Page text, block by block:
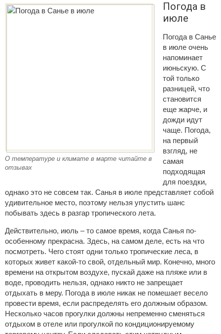
О температуре и климате в марте читайте в
отзывах
Погода в
июле
Погода в Санье
в июле очень
напоминает
июньскую. С
той только
разницей, что
становится
еще жарче, и
дожди идут
чаще. Погода,
на первый
взгляд, не
самая
подходящая
для поездки,
однако это не совсем так. Санья в июле представляет собой
удивительное место, поэтому нельзя упустить шанс
побывать здесь в разгар тропического лета.
Действительно, июль – то самое время, когда Санья по-
особенному прекрасна. Здесь, на самом деле, есть на что
посмотреть. Чего стоят одни только тропические леса, в
которых живет какой-то свой, отдельный мир. Конечно, много
времени на открытом воздухе, пускай даже на пляже или в
воде, проводить нельзя, однако никто не запрещает
отдыхать в меру. Погода в июле никак не помешает весело
провести время, если распределять его должным образом.
Несколько часов прогулки должны непременно сменяться
отдыхом в отеле или прогулкой по кондиционируемому